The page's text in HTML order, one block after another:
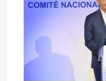
n
d
e